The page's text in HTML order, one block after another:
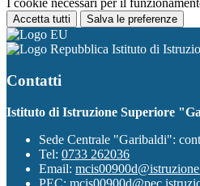
I cookie necessari per il
Accetta tutti Salva le preferenze
Istituto di
Contatti
Istituto di Istruzione Superiore
Sede Centrale "Garibaldi":
Tel: 0733 262036
Email:
PEC: